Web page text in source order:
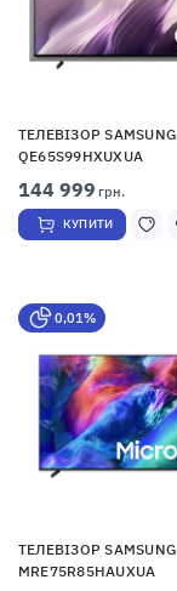
ТЕЛЕВІЗОР SAMSUNG
QE65S99HXUXUA
144 999 грн.
КУПИТИ
0,01%
ТЕЛЕВІЗОР SAMSUNG
MRE75R85HAUXUA